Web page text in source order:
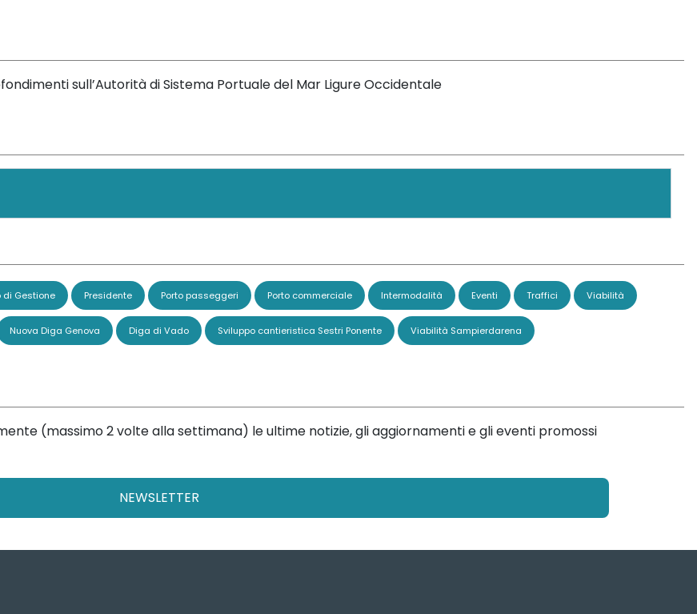
sull’Autorità di Sistema Portuale del Mar Ligure Occidentale
di Gestione Presidente Porto passeggeri Porto commerciale Intermodalità Eventi Traffici Viabilità
Nuova Diga Genova Diga di Vado Sviluppo cantieristica Sestri Ponente Viabilità Sampierdarena
(massimo 2 volte alla settimana) le ultime notizie, gli aggiornamenti e gli eventi promossi
NEWSLETTER